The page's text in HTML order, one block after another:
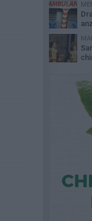
vita